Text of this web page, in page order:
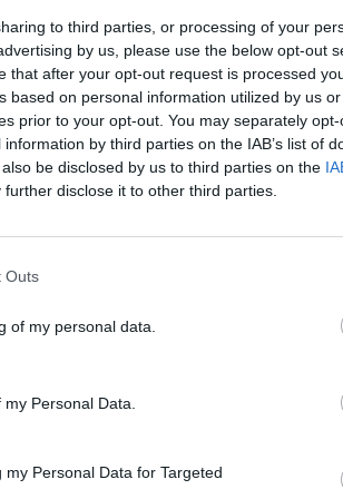
to third parties, or processing of your
by us, please use the below opt-out
that after your opt-out request is processed
based on personal information utilized by us
prior to your opt-out. You may separately
by third parties on the IAB’s list of
be disclosed by us to third parties on the
further disclose it to other third parties.
Outs
of my personal data.
Personal Data.
Personal Data for Targeted
operación forma parte del plan
de running” , marcado como
a medio plazo para 2026.
valor de la experiencia de marca
y personalizados centrados en
los objetivos y la autorrealización
en un comunicado.
gestión y eventos de running en
nipón ya invirtió anteriormente
ha desarrollado una aplicación
reforzó su alianza con StepN para
Las tres complementan a
para desmentir en un
ni planes respecto a la